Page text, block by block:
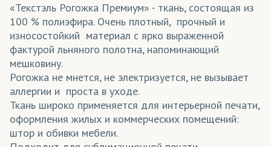
«Текстэль Рогожка Премиум» - ткань, состоящая из
100 % полиэфира. Очень плотный, прочный и
износостойкий материал с ярко выраженной
фактурой льняного полотна, напоминающий
мешковину.
Рогожка не мнется, не электризуется, не вызывает
аллергии и проста в уходе.
Ткань широко применяется для интерьерной печати,
оформления жилых и коммерческих помещений:
штор и обивки мебели.